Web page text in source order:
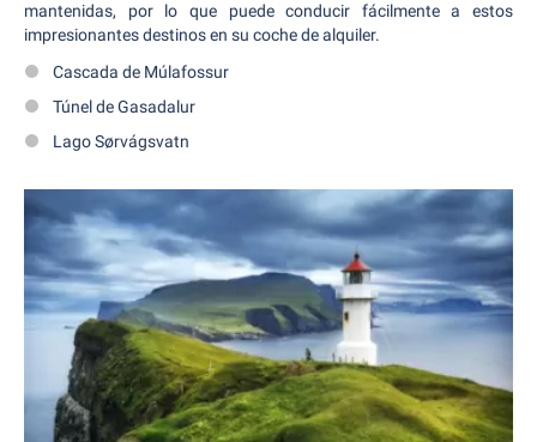
mantenidas, por lo que puede conducir fácilmente a estos
impresionantes destinos en su coche de alquiler.
Cascada de Múlafossur
Túnel de Gasadalur
Lago Sørvágsvatn